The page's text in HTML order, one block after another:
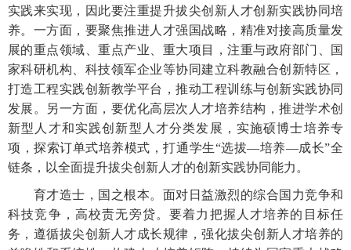
实践来实现，因此要注重提升拔尖创新人才创新实践协同培
养。一方面，要聚焦推进人才强国战略，精准对接高质量发
展的重点领域、重点产业、重大项目，注重与政府部门、国
家科研机构、科技领军企业等协同建立科教融合创新特区，
打造工程实践创新教学平台，推动工程训练与创新实践协同
发展。另一方面，要优化高层次人才培养结构，推进学术创
新型人才和实践创新型人才分类发展，实施硕博士培养专
项，探索订单式培养模式，打通学生“选拔—培养—成长”全
链条，以全面提升拔尖创新人才的创新实践协同能力。
育才造士，国之根本。面对日益激烈的综合国力竞争和
科技竞争，高校责无旁贷。要着力把握人才培养的目标任
务，遵循拔尖创新人才成长规律，强化拔尖创新人才培养的